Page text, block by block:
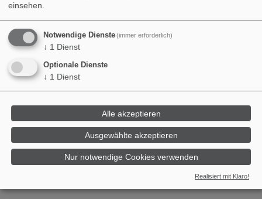
einsehen.
Notwendige Dienste(immer erforderlich)
↓ 1 Dienst
Optionale Dienste
↓ 1 Dienst
Nur notwendige Cookies verwenden
Ausgewählte akzeptieren
Alle akzeptieren
Realisiert mit Klaro!
Gästekommentar von Petra